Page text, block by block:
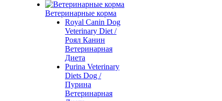
Ветеринарные корма
Royal Canin Dog
Veterinary Diet /
Роял Канин
Ветеринарная
Диета
Purina Veterinary
Diets Dog /
Пурина
Ветеринарная